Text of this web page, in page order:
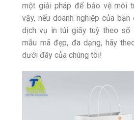
một giải pháp để bảo vệ môi
vậy, nếu doanh nghiệp của
dịch vụ in túi giấy tuỳ theo số
mẫu mã đẹp, đa dạng, hãy
dưới đây của chúng tôi!